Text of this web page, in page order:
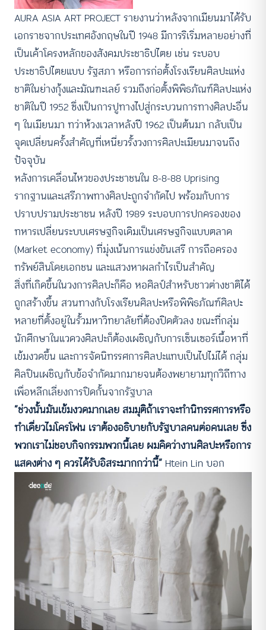
AURA ASIA ART PROJECTรายงานว่าหลังจากเมียนมาได้รับ
เอกราชจากประเทศอังกฤษในปี 1948 มีการริเริ่มหลายอย่างที่
เป็นเค้าโครงหลักของสังคมประชาธิปไตย เช่น ระบอบ
ประชาธิปไตยแบบ รัฐสภา หรือการก่อตั้งโรงเรียนศิลปะแห่ง
ชาติในย่างกุ้งและมัณฑะเลย์ รวมถึงก่อตั้งพิพิธภัณฑ์ศิลปะแห่ง
ชาติในปี 1952 ซึ่งเป็นการปูทางไปสู่กระบวนการทางศิลปะอื่น
ๆ ในเมียนมา ทว่าห้วงเวลาหลังปี 1962 เป็นต้นมา กลับเป็น
จุดเปลี่ยนครั้งสำคัญที่เหนี่ยวรั้งวงการศิลปะเมียนมาจนถึง
ปัจจุบัน
หลังการเคลื่อนไหวของประชาชนใน 8-8-88 Uprising
รากฐานและเสรีภาพทางศิลปะถูกจำกัดไป พร้อมกับการ
ปราบปรามประชาชน หลังปี 1989 ระบอบการปกครองของ
ทหารเปลี่ยนระบบเศรษฐกิจเดิมเป็นเศรษฐกิจแบบตลาด
(Market economy) ที่มุ่งเน้นการแข่งขันเสรี การถือครอง
ทรัพย์สินโดยเอกชน และแสวงหาผลกำไรเป็นสำคัญ
สิ่งที่เกิดขึ้นในวงการศิลปะก็คือ หอศิลป์สำหรับชาวต่างชาติได้
ถูกสร้างขึ้น สวนทางกับโรงเรียนศิลปะหรือพิพิธภัณฑ์ศิลปะ
หลายที่ตั้งอยู่ในรั้วมหาวิทยาลัยที่ต้องปิดตัวลง ขณะที่กลุ่ม
นักศึกษาในแวดวงศิลปะก็ต้องเผชิญกับการเซ็นเซอร์เนื้อหาที่
เข้มงวดขึ้น และการจัดนิทรรศการศิลปะแทบเป็นไปไม่ได้ กลุ่ม
ศิลปินเผชิญกับข้อจำกัดมากมายจนต้องพยายามทุกวิถีทาง
เพื่อหลีกเลี่ยงการปิดกั้นจากรัฐบาล
“ช่วงนั้นมันเข้มงวดมากเลย สมมุติถ้าเราจะทำนิทรรศการหรือ
ทำเดี่ยวไมโครโฟน เราต้องอธิบายกับรัฐบาลคนต่อคนเลย ซึ่ง
พวกเราไม่ชอบกิจกรรมพวกนี้เลย ผมคิดว่างานศิลปะหรือการ
แสดงต่าง ๆ ควรได้รับอิสระมากกว่านี้” Htein Lin บอก